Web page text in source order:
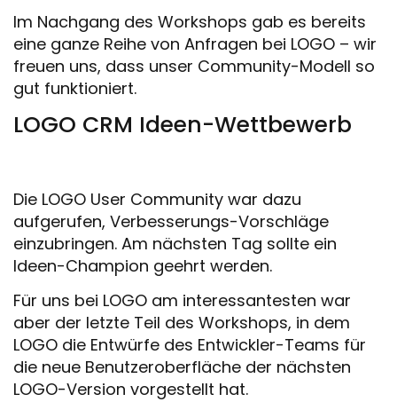
Im Nachgang des Workshops gab es bereits
eine ganze Reihe von Anfragen bei LOGO – wir
freuen uns, dass unser Community-Modell so
gut funktioniert.
LOGO CRM Ideen-Wettbewerb
Die LOGO User Community war dazu
aufgerufen, Verbesserungs-Vorschläge
einzubringen. Am nächsten Tag sollte ein
Ideen-Champion geehrt werden.
Für uns bei LOGO am interessantesten war
aber der letzte Teil des Workshops, in dem
LOGO die Entwürfe des Entwickler-Teams für
die neue Benutzeroberfläche der nächsten
LOGO-Version vorgestellt hat.